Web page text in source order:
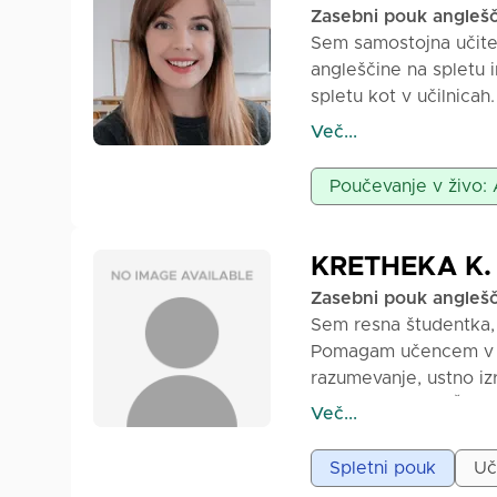
Zasebni pouk
Sem samostojna
angleščine na spletu
spletu kot v
pomaga učencem,
je pomagati
Preliminary, B2 First
Cambridge
pripravo na izpit ali
Druga moja vloga je
formalnih,
podporo, ki pomaga
Poleg tega delam v
jezika (CLT), kar
Več...
Poučevanje v živo:
KRETHEKA K.
Zasebni pouk
Sem resna
Pomagam učencem
razumevanje, ustno
do stopnje FCE. Že
prilagojeni ravni in
🔹 Delamo na
Več...
Spletni pouk